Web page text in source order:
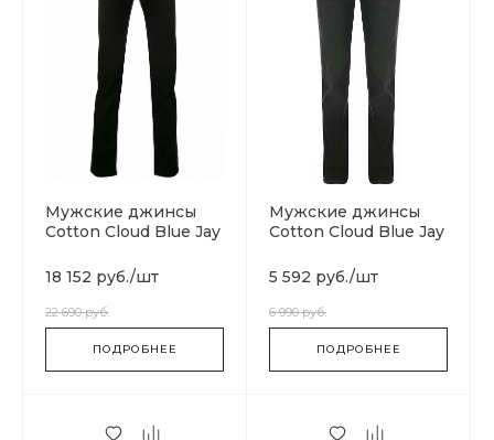
Мужские джинсы
Cotton Cloud Blue Jay
18 152 руб./шт
22 690 руб.
ПОДРОБНЕЕ
Мужские джинсы
Cotton Cloud Blue Jay
5 592 руб./шт
6 990 руб.
ПОДРОБНЕЕ